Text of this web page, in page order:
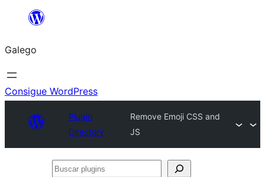
Saltar
contido
Galego
Consigue WordPress
Plugin
Directory
Remove Emoji CSS and
JS
Buscar